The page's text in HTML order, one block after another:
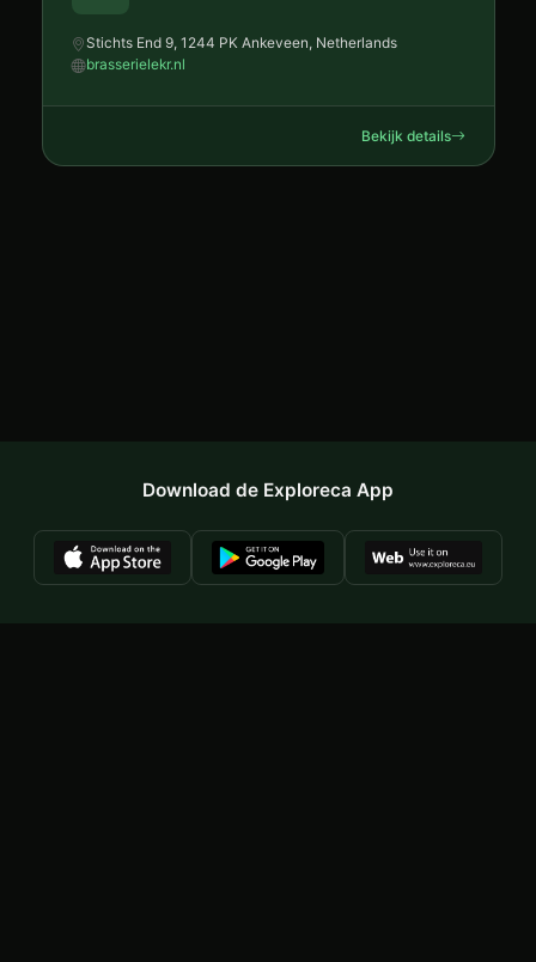
Stichts End 9, 1244 PK Ankeveen, Netherlands
brasserielekr.nl
Bekijk details
Download de Exploreca App